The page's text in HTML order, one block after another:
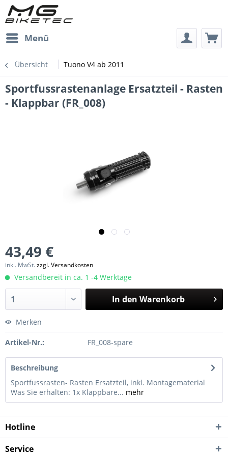
Menü
Übersicht Tuono V4 ab 2011
Sportfussrastenanlage Ersatzteil - Rasten
- Klappbar (FR_008)
43,49 €
inkl. MwSt.zzgl. Versandkosten
Versandbereit in ca. 1 -4 Werktage
In den Warenkorb
Merken
Artikel-Nr.: FR_008-spare
Beschreibung
Sportfussrasten- Rasten Ersatzteil, inkl. Montagematerial
Was Sie erhalten: 1x Klappbare... mehr
Hotline
Service